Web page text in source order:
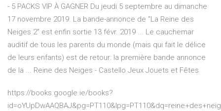
- 5 PACKS VIP À GAGNER Du jeudi 5 septembre au dimanche
17 novembre 2019. La bande-annonce de "La Reine des
Neiges 2" est enfin sortie 13 févr. 2019 ... Le cauchemar
auditif de tous les parents du monde (mais qui fait le délice
de leurs enfants) est de retour: la première bande annonce
de la ... Reine des Neiges - Castello Jeux Jouets et Fêtes
https://books.google.ie/books?